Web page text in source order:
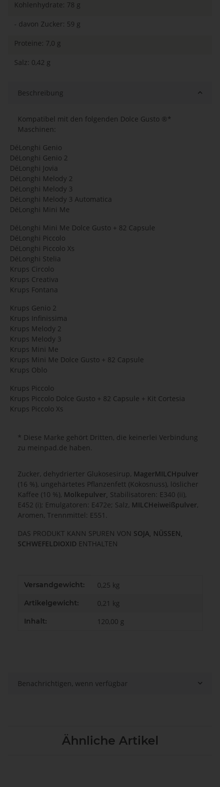
Kohlenhydrate: 78 g
- davon Zucker: 59 g
Proteine: 7,0 g
Salz: 0,42 g
Beschreibung
Kompatibel mit den folgenden Dolce Gusto ®*
Maschinen:
DéLonghi Genio
DéLonghi Genio 2
DéLonghi Jovia
DéLonghi Melody 2
DéLonghi Melody 3
DéLonghi Melody 3 Automatica
DéLonghi Mini Me
DéLonghi Mini Me Dolce Gusto + 82 Capsule
DéLonghi Piccolo
DéLonghi Piccolo Xs
DéLonghi Stelia
Krups Circolo
Krups Creativa
Krups Fontana
Krups Genio 2
Krups Infinissima
Krups Melody 2
Krups Melody 3
Krups Mini Me
Krups Mini Me Dolce Gusto + 82 Capsule
Krups Oblo
Krups Piccolo
Krups Piccolo Dolce Gusto + 82 Capsule + Kit Cortesia
Krups Piccolo Xs
* Diese Marke gehört Dritten, die keinerlei Verbindung
zu meinpad.de haben.
Zucker, dehydrierter Glukosesirup, MagerMILCHpulver
(16 %), ungehärtetes Pflanzenfett (Kokosnuss), löslicher
Kaffee (10 %), Molkepulver, Stabilisatoren: E340 (ii),
E452 (i); Emulgatoren: E472e; Salz, MILCHeiweißpulver,
Aromen, Trennmittel: E551.
DAS PRODUKT KANN SPUREN VON SOJA, NÜSSEN,
SCHWEFELDIOXID ENTHALTEN
Produkteigenschaft
Wert
Versandgewicht: 0,25 kg
Artikelgewicht: 0,21 kg
Inhalt: 120,00 g
Benachrichtigen, wenn verfügbar
Ähnliche Artikel